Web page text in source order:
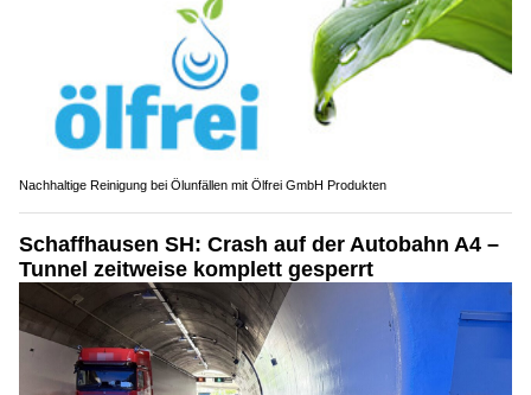
Nachhaltige Reinigung bei Ölunfällen mit Ölfrei GmbH Produkten
Schaffhausen SH: Crash auf der Autobahn A4 –
Tunnel zeitweise komplett gesperrt